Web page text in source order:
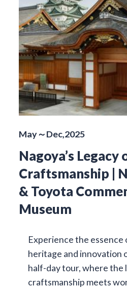
May～Dec,2025
Nagoya’s Legacy
Craftsmanship |
& Toyota
Museum
Experience the essence
heritage and innovation
half-day tour, where the
craftsmanship meets